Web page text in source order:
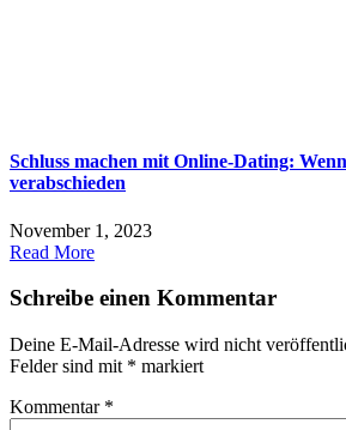
Schluss machen mit Online-Dating:
verabschieden
November 1, 2023
Read More
Schreibe einen Kommentar
Deine E-Mail-Adresse wird nicht
Felder sind mit * markiert
Kommentar *